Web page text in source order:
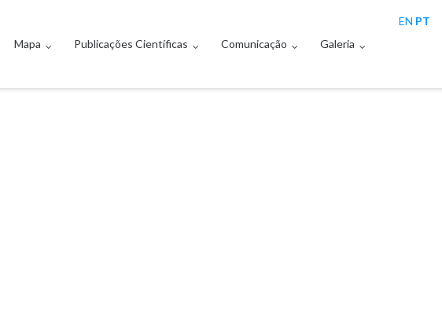
Mapa Publicações Científicas Comunicação Galeria
EN PT